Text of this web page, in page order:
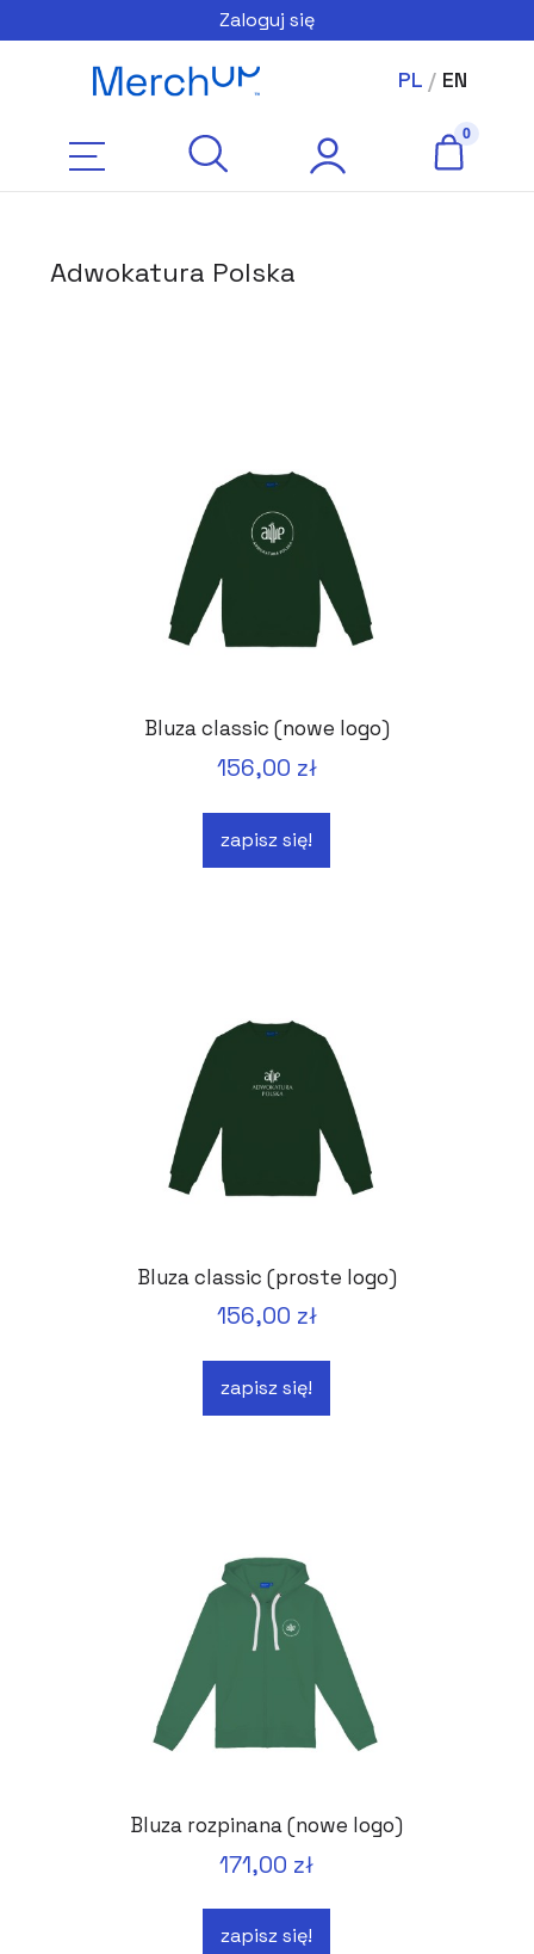
Zaloguj się
PL/ EN
Adwokatura Polska
Bluza classic (nowe logo)
156,00 zł
zapisz się!
Bluza classic (proste logo)
156,00 zł
zapisz się!
Bluza rozpinana (nowe logo)
171,00 zł
zapisz się!